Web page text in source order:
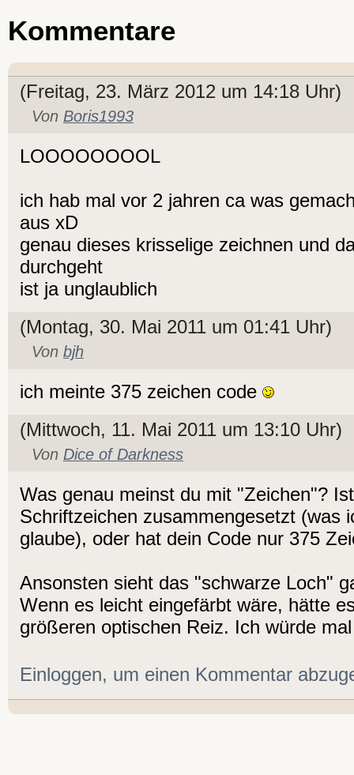
Kommentare
(Freitag, 23. März 2012 um 14:18 Uhr)
Von Boris1993
LOOOOOOOOL
ich hab mal vor 2 jahren ca was
aus xD
genau dieses krisselige zeichnen und
durchgeht
ist ja unglaublich
(Montag, 30. Mai 2011 um 01:41 Uhr)
Von bjh
ich meinte 375 zeichen code
(Mittwoch, 11. Mai 2011 um 13:10 Uhr)
Von Dice of Darkness
Was genau meinst du mit "Zeichen"?
Schriftzeichen zusammengesetzt (was
glaube), oder hat dein Code nur 375
Ansonsten sieht das "schwarze Loch"
Wenn es leicht eingefärbt wäre, hätte
größeren optischen Reiz. Ich würde
Einloggen, um einen Kommentar